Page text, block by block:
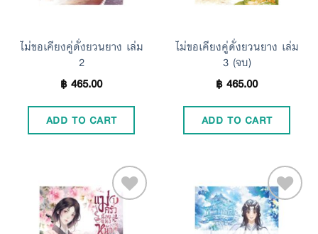
ไม่ขอเคียงคู่ดั่งยวนยาง เล่ม
2
฿465.00
ADD TO CART
ไม่ขอเคียงคู่ดั่งยวนยาง เล่ม
3 (จบ)
฿465.00
ADD TO CART